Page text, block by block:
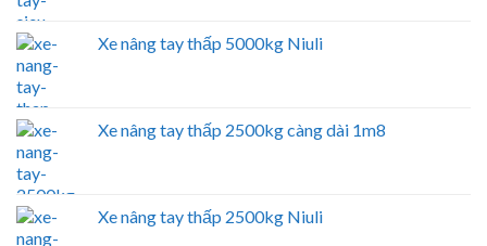
Xe nâng tay thấp 5000kg Niuli
Xe nâng tay thấp 2500kg càng dài 1m8
Xe nâng tay thấp 2500kg Niuli